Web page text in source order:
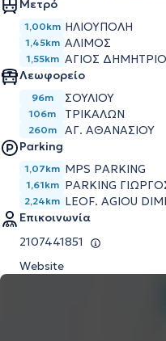
Μετρό
1,00km ΗΛΙΟΥΠΟΛΗ
1,45km ΑΛΙΜΟΣ
1,55km ΑΓΙΟΣ
Λεωφορείο
96m ΣΟΥΛΙΟΥ
106m ΤΡΙΚΑΛΩΝ
260m
ΑΓ. ΑΘΑΝΑΣΙΟΥ
Parking
1,07km MPS PARKING
1,61km PARKING
2,24km LEOF. AGIOU
Επικοινωνία
2107441851
Website